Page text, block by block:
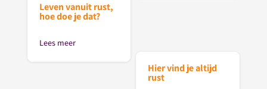
Leven vanuit rust,
hoe doe je dat?
Lees meer
Hier vind je altijd
rust